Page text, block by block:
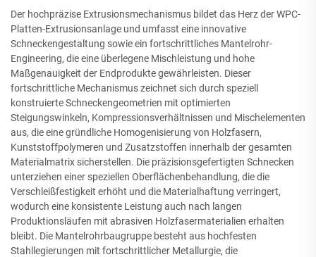
Der hochpräzise Extrusionsmechanismus bildet das Herz der WPC-
Platten-Extrusionsanlage und umfasst eine innovative
Schneckengestaltung sowie ein fortschrittliches Mantelrohr-
Engineering, die eine überlegene Mischleistung und hohe
Maßgenauigkeit der Endprodukte gewährleisten. Dieser
fortschrittliche Mechanismus zeichnet sich durch speziell
konstruierte Schneckengeometrien mit optimierten
Steigungswinkeln, Kompressionsverhältnissen und Mischelementen
aus, die eine gründliche Homogenisierung von Holzfasern,
Kunststoffpolymeren und Zusatzstoffen innerhalb der gesamten
Materialmatrix sicherstellen. Die präzisionsgefertigten Schnecken
unterziehen einer speziellen Oberflächenbehandlung, die die
Verschleißfestigkeit erhöht und die Materialhaftung verringert,
wodurch eine konsistente Leistung auch nach langen
Produktionsläufen mit abrasiven Holzfasermaterialien erhalten
bleibt. Die Mantelrohrbaugruppe besteht aus hochfesten
Stahllegierungen mit fortschrittlicher Metallurgie, die